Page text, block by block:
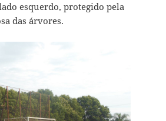
esquerdo, protegido pela
das árvores.